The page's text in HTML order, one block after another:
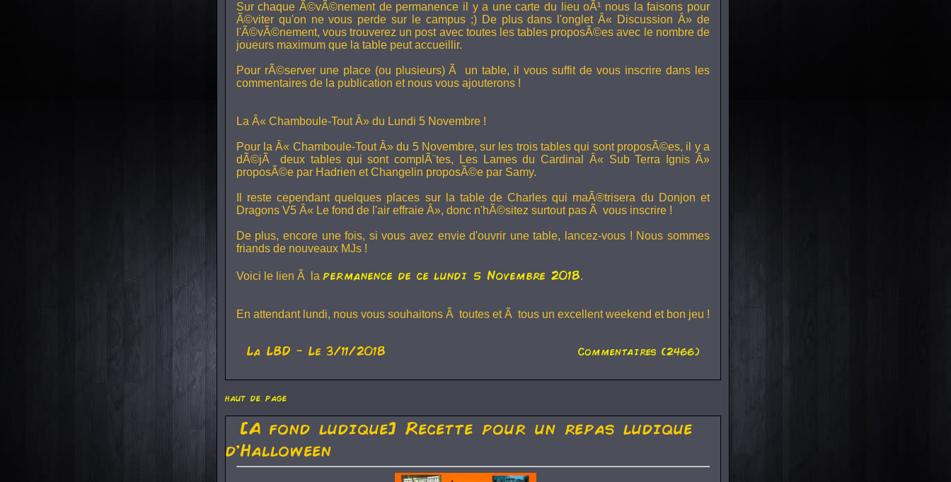
Sur chaque Ã©vÃ©nement de permanence il y a une carte du lieu oÃ¹ nous la faisons pour
Ã©viter qu'on ne vous perde sur le campus ;) De plus dans l'onglet Â« Discussion Â» de
l'Ã©vÃ©nement, vous trouverez un post avec toutes les tables proposÃ©es avec le nombre de
joueurs maximum que la table peut accueillir.
Pour rÃ©server une place (ou plusieurs) Ã un table, il vous suffit de vous inscrire dans les
commentaires de la publication et nous vous ajouterons !
La Â« Chamboule-Tout Â» du Lundi 5 Novembre !
Pour la Â« Chamboule-Tout Â» du 5 Novembre, sur les trois tables qui sont proposÃ©es, il y a
dÃ©jÃ deux tables qui sont complÃ¨tes,
Les Lames du Cardinal
Â« Sub Terra Ignis Â»
proposÃ©e par Hadrien etChangelin proposÃ©e par Samy.
Il reste cependant quelques places sur la table de Charles qui maÃ®trisera du Donjon et
Dragons V5Â« Le fond de l'air effraie Â», donc n'hÃ©sitez surtout pas Ã vous inscrire !
De plus, encore une fois, si vous avez envie d'ouvrir une table, lancez-vous ! Nous sommes
friands de nouveaux MJs !
Voici le lien Ã la permanence de ce lundi 5 Novembre 2018.
En attendant lundi, nous vous souhaitons Ã toutes et Ã tous un excellent weekend et bon jeu !
La LBD - Le 3/11/2018 Commentaires (2466)
haut de page
[A fond ludique] Recette pour un repas ludique
d'Halloween